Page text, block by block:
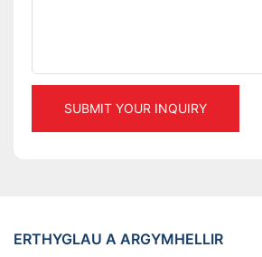
SUBMIT YOUR INQUIRY
ERTHYGLAU A ARGYMHELLIR